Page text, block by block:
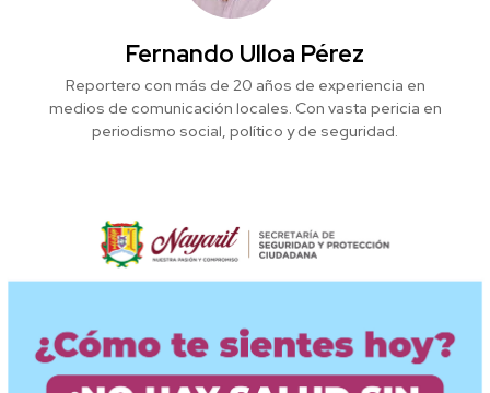
Fernando Ulloa Pérez
Reportero con más de 20 años de experiencia en
medios de comunicación locales. Con vasta pericia en
periodismo social, político y de seguridad.